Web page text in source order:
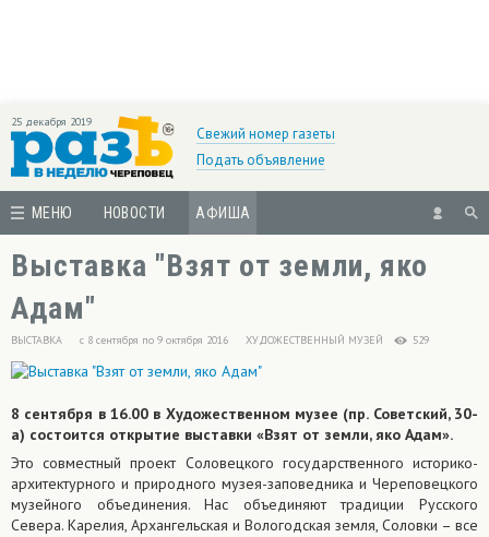
25 декабря 2019
Свежий номер газеты
Подать объявление
МЕНЮ НОВОСТИ АФИША
Выставка "Взят от земли, яко
Адам"​​
ВЫСТАВКА с 8 сентября по 9 октября 2016 ХУДОЖЕСТВЕННЫЙ МУЗЕЙ 529
8 сентября в 16.00 в Художественном музее (пр. Советский, 30-
а) состоится открытие выставки «Взят от земли, яко Адам».
Это совместный проект Соловецкого государственного историко-
архитектурного и природного музея-заповедника и Череповецкого
музейного объединения. Нас объединяют традиции Русского
Севера. Карелия, Архангельская и Вологодская земля, Соловки – все